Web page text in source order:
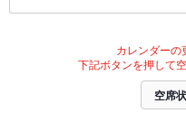
カレンダーの
下記ボタンを押して
空席